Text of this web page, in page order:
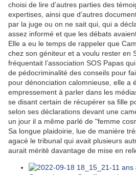
choisi de lire d’autres parties des
expertises, ainsi que d’autres
par la juge ou on ne sait qui, qui a
assez informé et que les débats
Elle a eu le temps de rappeler que
chez son géniteur et a voulu rester en
fréquentait l’association SOS Papas
de pédocriminalité des conseils pour
pour dénonciation calomnieuse, elle a
empressement à parler dans les
se disant certain de récupérer sa fille
selon ses déclarations devant une
un jour il a même parlé de "femme
Sa longue plaidoirie, lue de manière
agacé le tribunal qui avait plusieurs
aurait mérité davantage de mise en